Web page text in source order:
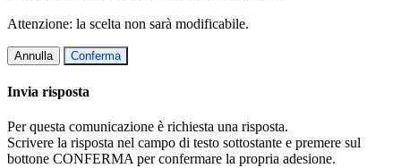
Attenzione: la scelta non sarà modificabile.
Annulla Conferma
Invia risposta
Per questa comunicazione è richiesta una risposta.
Scrivere la risposta nel campo di testo sottostante e premere sul
bottone CONFERMA per confermare la propria adesione.